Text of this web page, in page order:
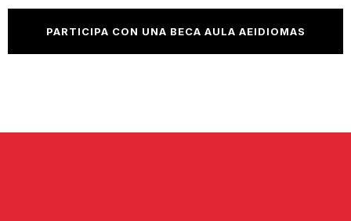
PARTICIPA CON UNA BECA AULA AEIDIOMAS